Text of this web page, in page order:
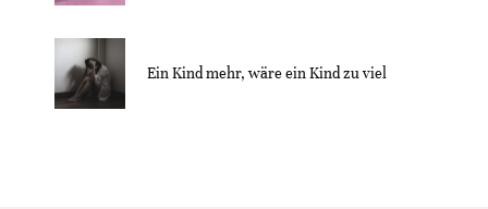
Ein Kind mehr, wäre ein Kind zu viel